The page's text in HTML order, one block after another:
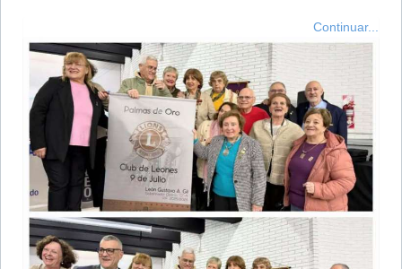
Continuar...